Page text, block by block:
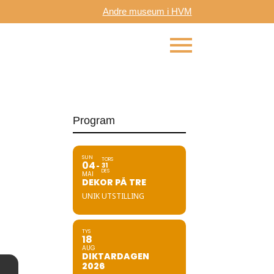
Andre museum i HVM
Program
SUN
04
MAI
TORS
31
DES
DEKOR PÅ TRE
UNIK UTSTILLING
TYS
18
AUG
DIKTARDAGEN
2026